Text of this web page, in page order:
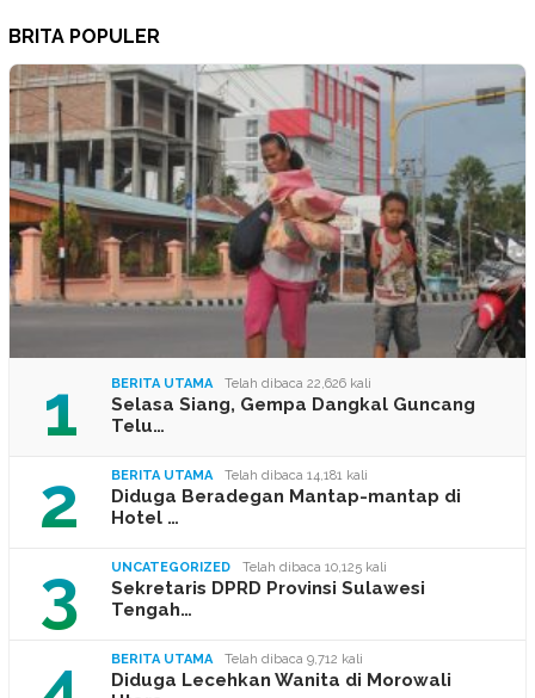
BRITA POPULER
1 BERITA UTAMA Telah dibaca 22,626 kali
Selasa Siang, Gempa Dangkal Guncang
Telu…
2 BERITA UTAMA Telah dibaca 14,181 kali
Diduga Beradegan Mantap-mantap di
Hotel …
3 UNCATEGORIZED Telah dibaca 10,125 kali
Sekretaris DPRD Provinsi Sulawesi
Tengah…
BERITA UTAMA Telah dibaca 9,712 kali
Diduga Lecehkan Wanita di Morowali